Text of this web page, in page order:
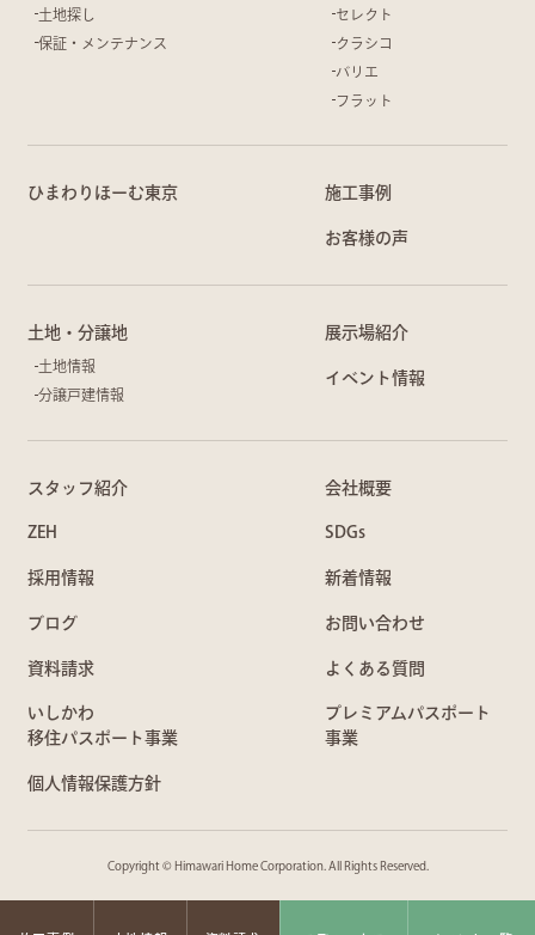
土地探し
保証・メンテナンス
セレクト
クラシコ
バリエ
フラット
ひまわりほーむ東京 施工事例
お客様の声
土地・分譲地
土地情報
分譲戸建情報
展示場紹介
イベント情報
スタッフ紹介 会社概要
ZEH SDGs
採用情報 新着情報
ブログ お問い合わせ
資料請求 よくある質問
いしかわ
移住パスポート事業
プレミアムパスポート
事業
個人情報保護方針
Copyright © Himawari Home Corporation. All Rights Reserved.